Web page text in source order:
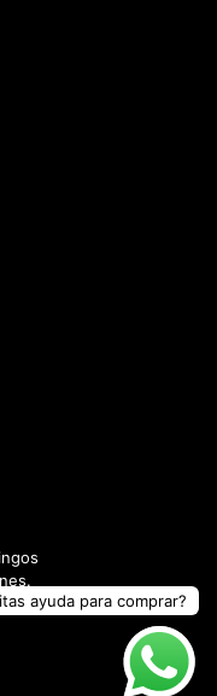
ayuda para comprar?